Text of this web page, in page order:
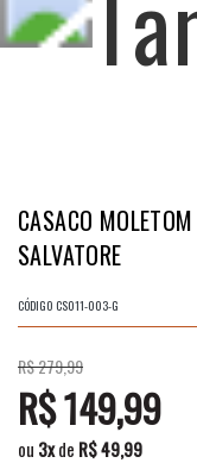
CASACO
SALVATORE
CÓDIGO CS011-003-G
R$ 279,99
R$ 149,99
ou 3xde R$ 49,99